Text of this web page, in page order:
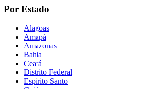
Por Estado
Alagoas
Amapá
Amazonas
Bahia
Ceará
Distrito Federal
Espírito Santo